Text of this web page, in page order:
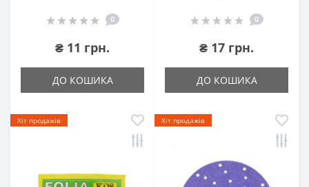
0
₴ 11 грн.
ДО КОШИКА
0
₴ 17 грн.
ДО КОШИКА
Хіт продажів Хіт продажів